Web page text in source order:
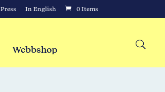
Press In English 0 Items
Webbshop